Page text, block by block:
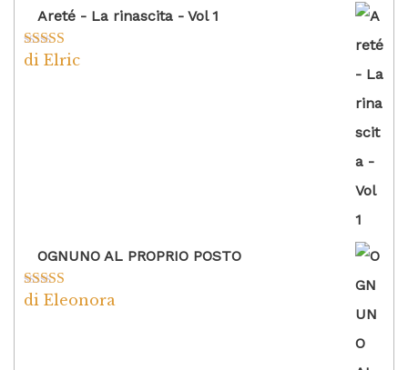
Areté - La rinascita - Vol 1
Valutato5
di Elric
OGNUNO AL PROPRIO POSTO
Valutato5su
di Eleonora